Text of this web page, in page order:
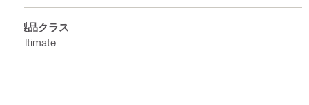
製品クラス
Ultimate